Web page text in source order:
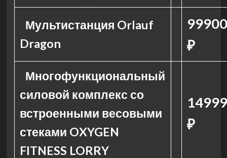
Мультистанция Orlauf
Dragon
₽
Многофункциональный
силовой комплекс со
встроенными весовыми
стеками OXYGEN
FITNESS LORRY
₽